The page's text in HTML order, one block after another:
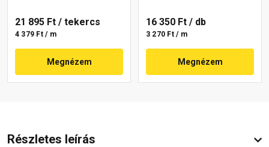
21 895 Ft / tekercs
4 379 Ft / m
Megnézem
16 350 Ft / db
3 270 Ft / m
Megnézem
Részletes leírás